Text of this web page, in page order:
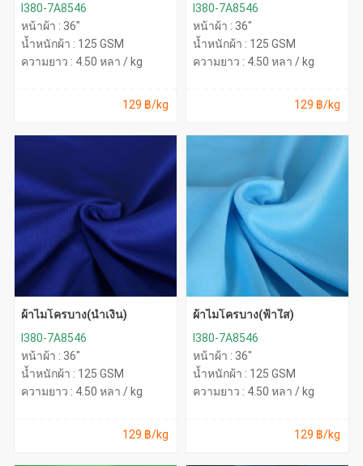
I380-7A8546
หน้าผ้า : 36"
น้ำหนักผ้า : 125 GSM
ความยาว : 4.50 หลา / kg
129 ฿/kg
I380-7A8546
หน้าผ้า : 36"
น้ำหนักผ้า : 125 GSM
ความยาว : 4.50 หลา / kg
129 ฿/kg
ผ้าไมโครบาง(น้ำเงิน)
I380-7A8546
หน้าผ้า : 36"
น้ำหนักผ้า : 125 GSM
ความยาว : 4.50 หลา / kg
129 ฿/kg
ผ้าไมโครบาง(ฟ้าใส)
I380-7A8546
หน้าผ้า : 36"
น้ำหนักผ้า : 125 GSM
ความยาว : 4.50 หลา / kg
129 ฿/kg